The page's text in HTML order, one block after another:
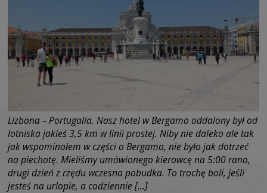
Lizbona – Portugalia. Nasz hotel w Bergamo oddalony był od
lotniska jakieś 3,5 km w linii prostej. Niby nie daleko ale tak
jak wspominałem w części o Bergamo, nie było jak dotrzeć
na piechotę. Mieliśmy umówionego kierowcę na 5:00 rano,
drugi dzień z rzędu wczesna pobudka. To trochę boli, jeśli
jesteś na urlopie, a codziennie […]